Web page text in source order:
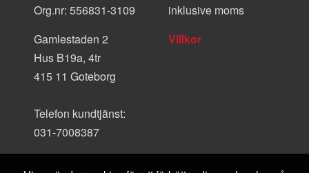
Org.nr: 556831-3109
Gamlestaden 2
Hus B19a, 4tr
415 11 Goteborg
Telefon kundtjänst:
031-7008387
inklusive moms
Villkor